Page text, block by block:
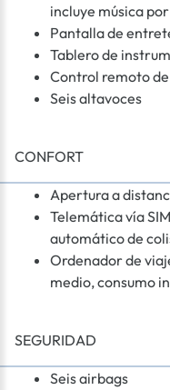
incluye música
Pantalla de
Tablero de
Control remoto
Seis altavoces
CONFORT
Apertura a
Telemática vía
automático de
Ordenador de
medio, consumo
SEGURIDAD
Seis airbags